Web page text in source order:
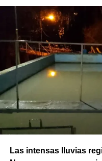
Las intensas lluvias